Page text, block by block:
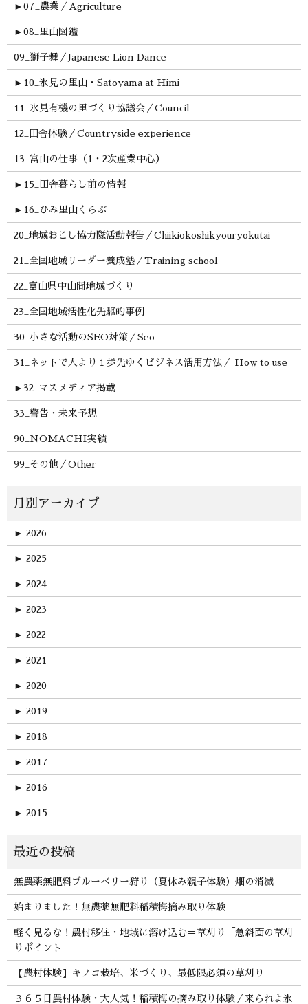
► 07_農業／Agriculture
► 08_里山図鑑
09_獅子舞／Japanese Lion Dance
► 10_氷見の里山・Satoyama at Himi
11_氷見有機の里づくり協議会／Council
12_田舎体験／Countryside experience
13_富山の仕事（1・2次産業中心）
► 15_田舎暮らし前の情報
► 16_ひみ里山くらぶ
20_地域おこし協力隊活動報告／Chiikiokoshikyouryokutai
21_全国地域リーダー養成塾／Training school
22_富山県中山間地域づくり
23_全国地域活性化先駆的事例
30_小さな活動のSEO対策／Seo
31_ネットで人より１歩先ゆくビジネス活用方法／ How to use
► 32_マスメディア掲載
33_警告・未来予想
90_NOMACHI実績
99_その他／Other
► 2026
► 2025
► 2024
► 2023
► 2022
► 2021
► 2020
► 2019
► 2018
► 2017
► 2016
► 2015
無農薬無肥料ブルーベリー狩り（夏休み親子体験）畑の消滅
始まりました！無農薬無肥料稲積梅摘み取り体験
軽く見るな！農村移住・地域に溶け込む＝草刈り「急斜面の草刈
りポイント」
【農村体験】キノコ栽培、米づくり、最低限必須の草刈り
３６５日農村体験・大人気！稲積梅の摘み取り体験／来られよ氷